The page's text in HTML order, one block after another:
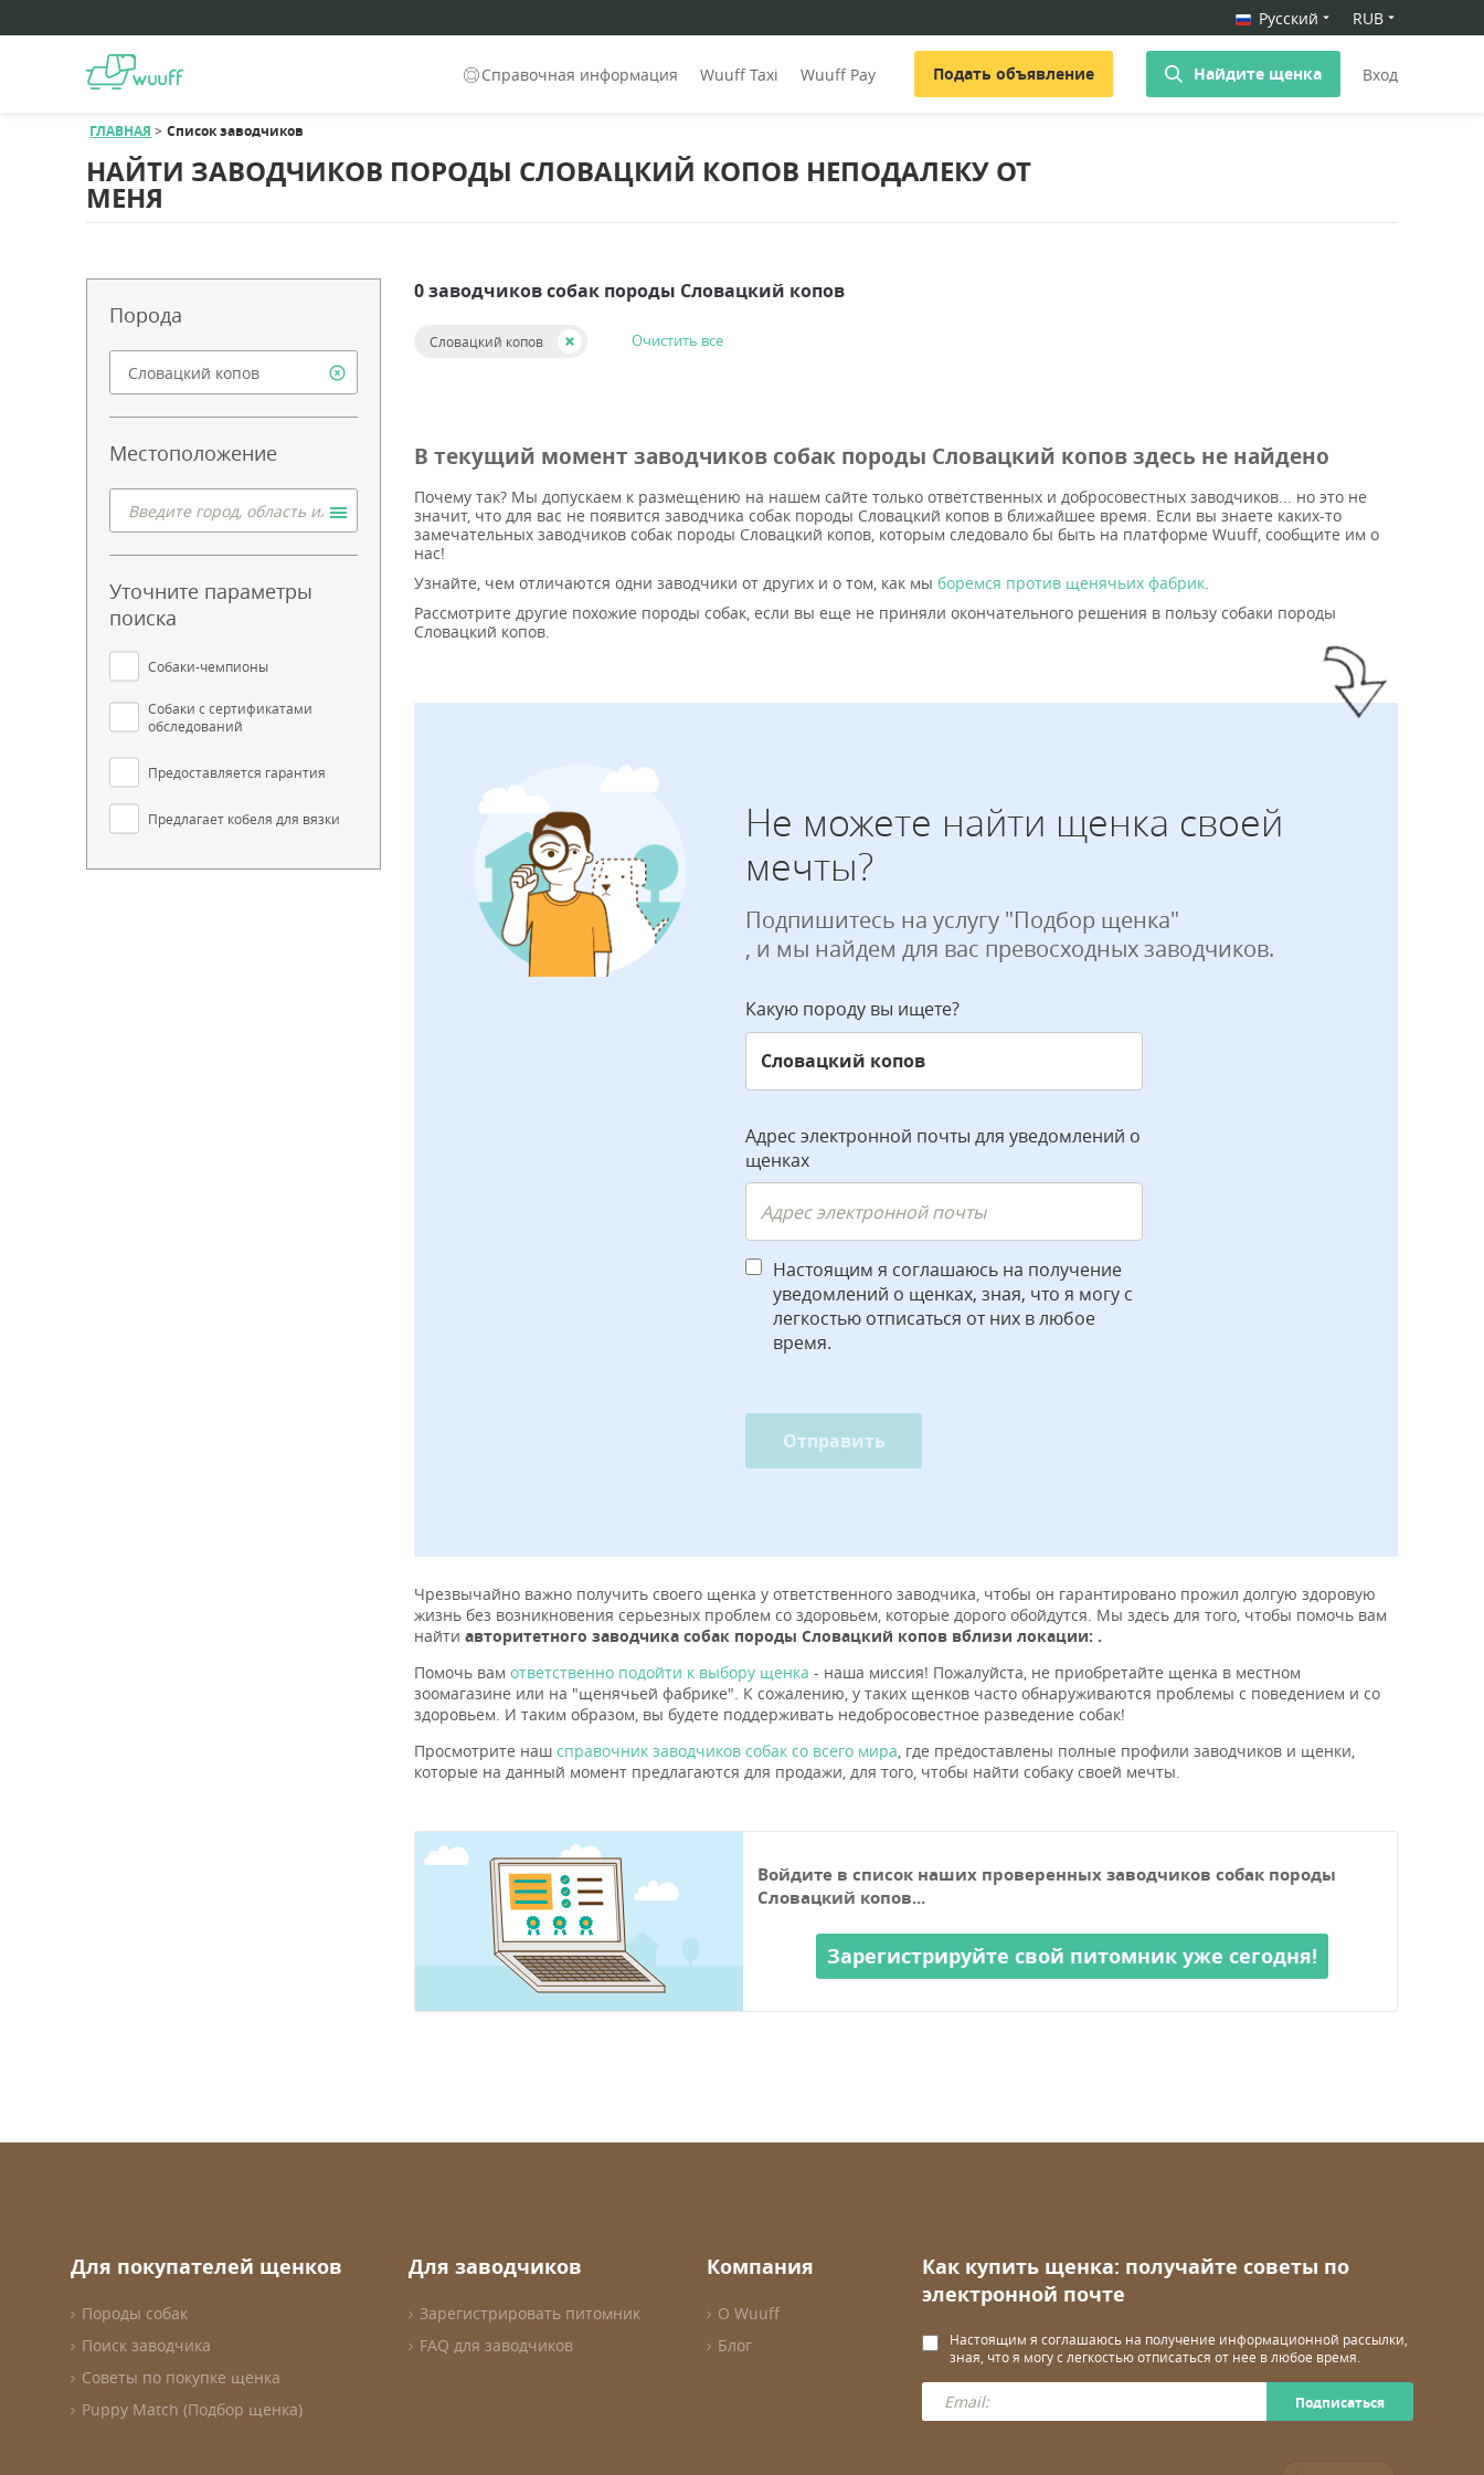
Русский RUB
Справочная информация Wuuff Taxi Wuuff Pay Подать объявление Найдите щенка Вход
ГЛАВНАЯ Список заводчиков
НАЙТИ ЗАВОДЧИКОВ ПОРОДЫ СЛОВАЦКИЙ КОПОВ НЕПОДАЛЕКУ ОТ
МЕНЯ
Порода
Местоположение
Уточните параметры
поиска
Собаки-чемпионы
Собаки с сертификатами
обследований
Предоставляется гарантия
Предлагает кобеля для вязки
0 заводчиков собак породы Словацкий копов
Словацкий копов Очистить все
В текущий момент заводчиков собак породы Словацкий копов здесь не найдено
Почему так? Мы допускаем к размещению на нашем сайте только ответственных и добросовестных заводчиков... но это не
значит, что для вас не появится заводчика собак породы Словацкий копов в ближайшее время. Если вы знаете каких-то
замечательных заводчиков собак породы Словацкий копов, которым следовало бы быть на платформе Wuuff, сообщите им о
нас!
Узнайте, чем отличаются одни заводчики от других и о том, как мы боремся против щенячьих фабрик.
Рассмотрите другие похожие породы собак, если вы еще не приняли окончательного решения в пользу собаки породы
Словацкий копов.
Не можете найти щенка своей
мечты?
Подпишитесь на услугу "Подбор щенка"
, и мы найдем для вас превосходных заводчиков.
Какую породу вы ищете?
Адрес электронной почты для уведомлений о
щенках
Настоящим я соглашаюсь на получение
уведомлений о щенках, зная, что я могу с
легкостью отписаться от них в любое
время.
Отправить
Чрезвычайно важно получить своего щенка у ответственного заводчика, чтобы он гарантировано прожил долгую здоровую
жизнь без возникновения серьезных проблем со здоровьем, которые дорого обойдутся. Мы здесь для того, чтобы помочь вам
найти авторитетного заводчика собак породы Словацкий копов вблизи локации: .
Помочь вам ответственно подойти к выбору щенка - наша миссия! Пожалуйста, не приобретайте щенка в местном
зоомагазине или на "щенячьей фабрике". К сожалению, у таких щенков часто обнаруживаются проблемы с поведением и со
здоровьем. И таким образом, вы будете поддерживать недобросовестное разведение собак!
Просмотрите наш справочник заводчиков собак со всего мира, где предоставлены полные профили заводчиков и щенки,
которые на данный момент предлагаются для продажи, для того, чтобы найти собаку своей мечты.
Войдите в список наших проверенных заводчиков собак породы
Словацкий копов...
Зарегистрируйте свой питомник уже сегодня!
Для покупателей щенков
Породы собак
Поиск заводчика
Советы по покупке щенка
Puppy Match (Подбор щенка)
Для заводчиков
Зарегистрировать питомник
FAQ для заводчиков
Компания
О Wuuff
Блог
Как купить щенка: получайте советы по
электронной почте
Настоящим я соглашаюсь на получение информационной рассылки,
зная, что я могу с легкостью отписаться от нее в любое время.
Подписаться